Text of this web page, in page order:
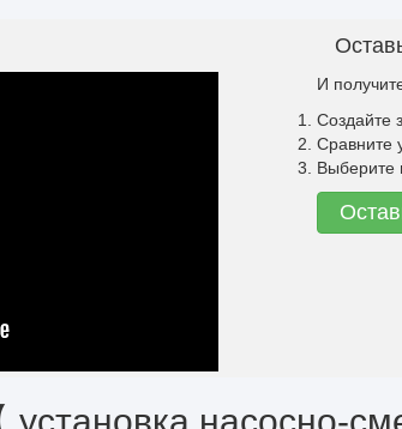
И
Создайте
Сравните
Выберите